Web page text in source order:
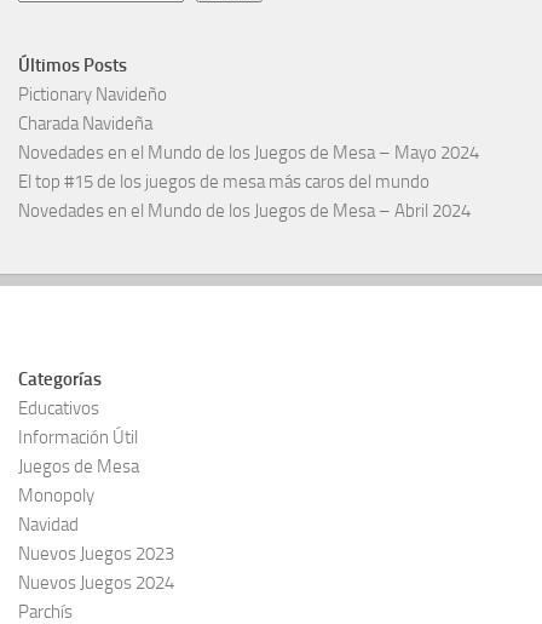
Últimos Posts
Pictionary Navideño
Charada Navideña
Novedades en el Mundo de los Juegos de Mesa – Mayo 2024
El top #15 de los juegos de mesa más caros del mundo
Novedades en el Mundo de los Juegos de Mesa – Abril 2024
Categorías
Educativos
Información Útil
Juegos de Mesa
Monopoly
Navidad
Nuevos Juegos 2023
Nuevos Juegos 2024
Parchís